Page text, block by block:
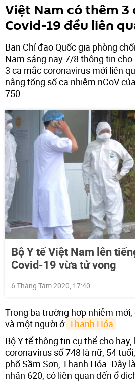
Việt Nam có thêm 3
Covid-19 đều liên
Ban Chỉ đạo Quốc gia phòng
Nam sáng nay 7/8 thông tin
3 ca mắc coronavirus mới liên
nâng tổng số ca nhiễm nCoV
750.
Bộ Y tế Việt Nam lên
Covid-19 vừa tử vong
6 Tháng Tám 2020, 17:40
Trong ba trường hợp nhiễm mới,
và một người ở Thanh Hóa .
Bộ Y tế thông tin cụ thể cho
coronavirus số 748 là nữ, 54
phố Sầm Sơn, Thanh Hóa. Đây
nhân 620, có liên quan đến ổ